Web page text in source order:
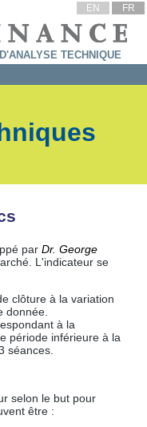
EN FR
TECHNIQUE
par Dr. George
L'indicateur se
clôture à la variation
donnée.
à la
période inférieure à la
séances.
selon le but pour
être :